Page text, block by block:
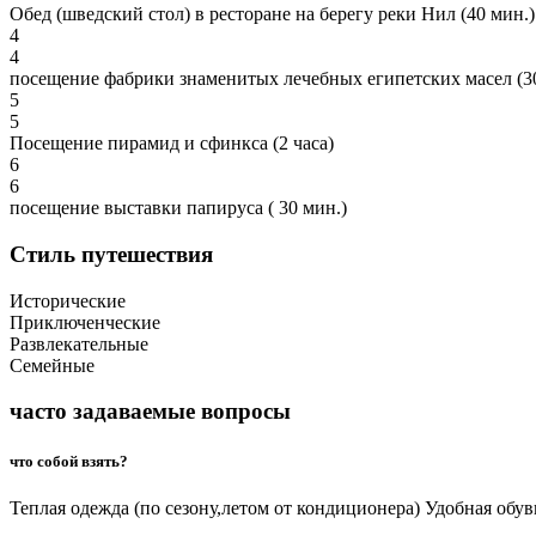
Обед (шведский стол) в ресторане на берегу реки Нил (40 мин.)
4
4
посещение фабрики знаменитых лечебных египетских масел
5
5
Посещение пирамид и сфинкса (2 часа)
6
6
посещение выставки папируса ( 30 мин.)
Стиль путешествия
Исторические
Приключенческие
Развлекательные
Семейные
часто задаваемые вопросы
что собой взять?
Теплая одежда (по сезону,летом от кондиционера) Удобная